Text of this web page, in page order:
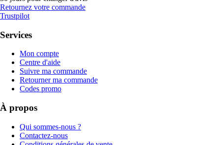
Retournez votre commande
Trustpilot
Services
Mon compte
Centre d'aide
Suivre ma commande
Retourner ma commande
Codes promo
À propos
Qui sommes-nous ?
Contactez-nous